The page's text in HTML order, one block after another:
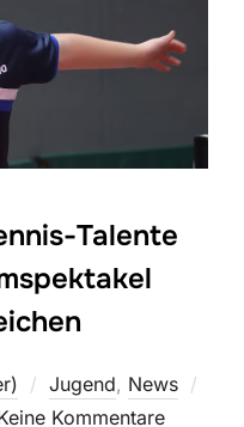
Talente
Jugend, News
Kommentare